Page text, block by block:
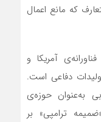
که مانع اعمال
آمریکا و
دفاعی است.
به‌عنوان حوزه‌ی
ترامپی» بر